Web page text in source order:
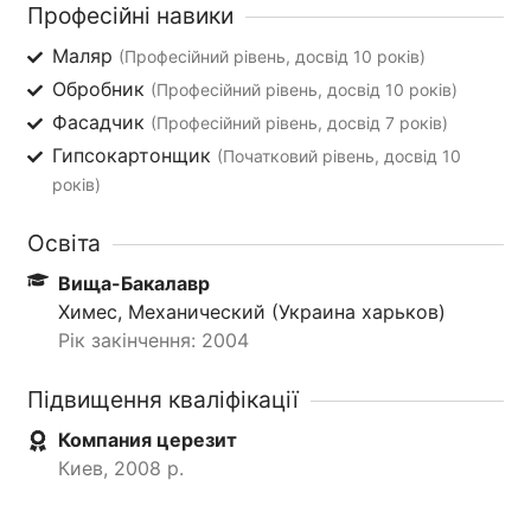
Професійні навики
Маляр (Професійний рівень, досвід 10 років)
Обробник (Професійний рівень, досвід 10 років)
Фасадчик (Професійний рівень, досвід 7 років)
Гипсокартонщик (Початковий рівень, досвід 10
років)
Освіта
Вища-Бакалавр
Химес, Механический (Украина харьков)
Рік закінчення: 2004
Підвищення кваліфікації
Компания церезит
Киев, 2008 р.